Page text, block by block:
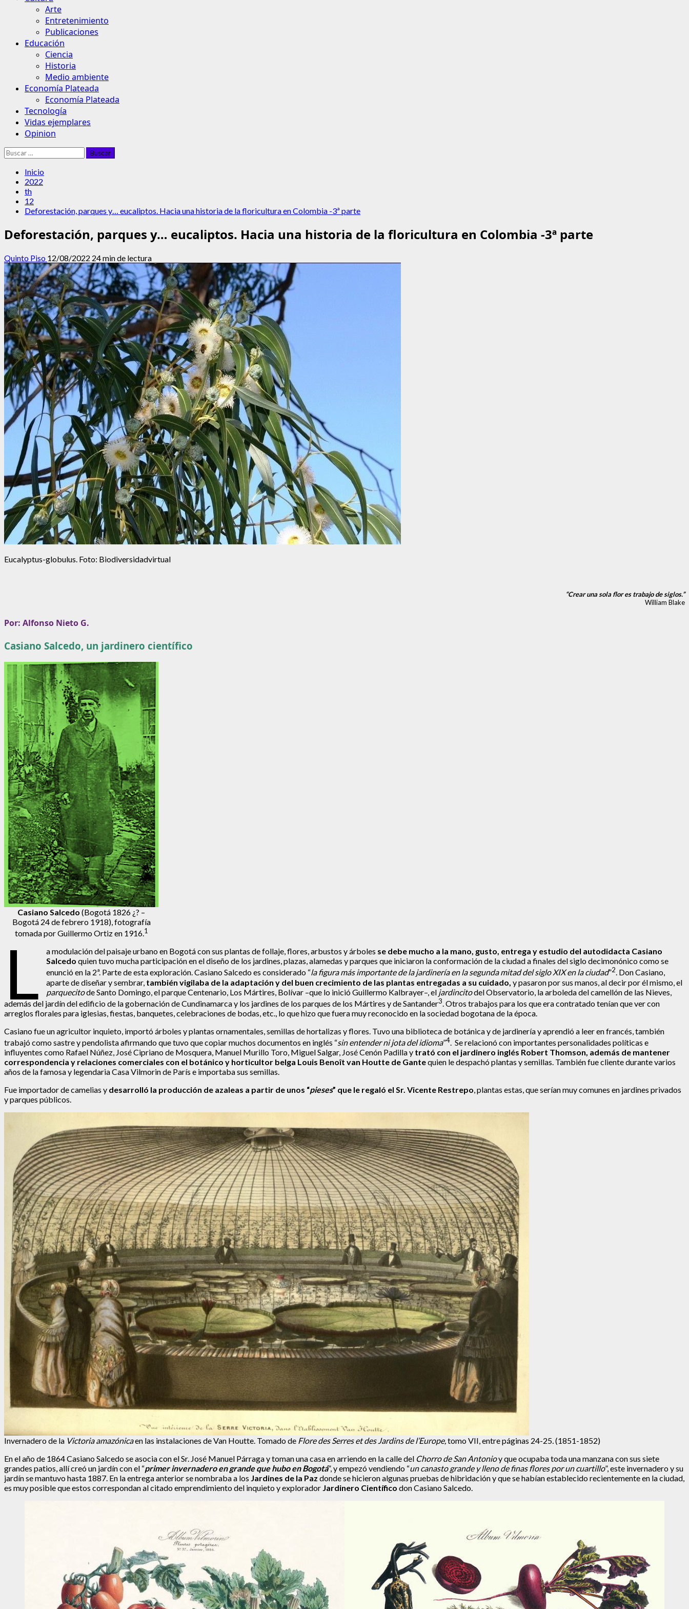
Arte
Entretenimiento
Publicaciones
Educación
Ciencia
Historia
Medio ambiente
Economía Plateada
Economía Plateada
Tecnología
Vidas ejemplares
Opinion
Buscar:
Inicio
2022
th
12
Deforestación, parques y… eucaliptos. Hacia una historia de la floricultura en Colombia -3ª parte
Deforestación, parques y… eucaliptos. Hacia una historia de la floricultura en Colombia -3ª parte
Quinto Piso 12/08/2022 24 min de lectura
Eucalyptus-globulus. Foto: Biodiversidadvirtual
“Crear una sola flor es trabajo de siglos.”
William Blake
Por: Alfonso Nieto G.
Casiano Salcedo, un jardinero científico
Casiano Salcedo (Bogotá 1826 ¿? –
Bogotá 24 de febrero 1918), fotografía
tomada por Guillermo Ortiz en 1916.1
L a modulación del paisaje urbano en Bogotá con sus plantas de follaje, flores, arbustos y árboles se debe mucho a la mano, gusto, entrega y estudio del autodidacta Casiano
Salcedo quien tuvo mucha participación en el diseño de los jardines, plazas, alamedas y parques que iniciaron la conformación de la ciudad a finales del siglo decimonónico como se
enunció en la 2ª. Parte de esta exploración. Casiano Salcedo es considerado “la figura más importante de la jardinería en la segunda mitad del siglo XIX en la ciudad”2. Don Casiano,
aparte de diseñar y sembrar, también vigilaba de la adaptación y del buen crecimiento de las plantas entregadas a su cuidado, y pasaron por sus manos, al decir por él mismo, el
parquecitode Santo Domingo, el parque Centenario, Los Mártires, Bolívar –que lo inició Guillermo Kalbrayer–, el jardincitodel Observatorio, la arboleda del camellón de las Nieves,
además del jardín del edificio de la gobernación de Cundinamarca y los jardines de los parques de los Mártires y de Santander3. Otros trabajos para los que era contratado tenían que ver con
arreglos florales para iglesias, fiestas, banquetes, celebraciones de bodas, etc., lo que hizo que fuera muy reconocido en la sociedad bogotana de la época.
Casiano fue un agricultor inquieto, importó árboles y plantas ornamentales, semillas de hortalizas y flores. Tuvo una biblioteca de botánica y de jardinería y aprendió a leer en francés, también
trabajó como sastre y pendolista afirmando que tuvo que copiar muchos documentos en inglés “sin entender ni jota del idioma”4. Se relacionó con importantes personalidades políticas e
influyentes como Rafael Núñez, José Cipriano de Mosquera, Manuel Murillo Toro, Miguel Salgar, José Cenón Padilla y trató con el jardinero inglés Robert Thomson, además de mantener
correspondencia y relaciones comerciales con el botánico y horticultor belga Louis Benoît van Houtte de Gantequien le despachó plantas y semillas. También fue cliente durante varios
años de la famosa y legendaria Casa Vilmorin de París e importaba sus semillas.
Fue importador de camelias y desarrolló la producción de azaleas a partir de unos “pieses” que le regaló el Sr. Vicente Restrepo, plantas estas, que serían muy comunes en jardines privados
y parques públicos.
Invernadero de la Victoria amazónicaen las instalaciones de Van Houtte. Tomado de Flore des Serres et des Jardins de l’Europe,tomo VII, entre páginas 24-25.(1851-1852)
En el año de 1864 Casiano Salcedo se asocia con el Sr. José Manuel Párraga y toman una casa en arriendo en la calle del Chorro de San Antonioy que ocupaba toda una manzana con sus siete
grandes patios, allí creó un jardín con el “primer invernadero en grande que hubo en Bogotá”, y empezó vendiendo “un canasto grande y lleno de finas flores por un cuartillo”, este invernadero y su
jardín se mantuvo hasta 1887. En la entrega anterior se nombraba a los Jardines de la Paz donde se hicieron algunas pruebas de hibridación y que se habían establecido recientemente en la ciudad,
es muy posible que estos correspondan al citado emprendimiento del inquieto y explorador Jardinero Científico don Casiano Salcedo.